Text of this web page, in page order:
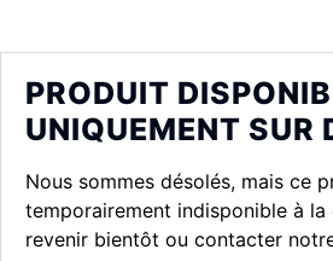
PRODUIT
UNIQUEMENT SUR
Nous sommes désolés, mais ce
temporairement indisponible à la
revenir bientôt ou contacter